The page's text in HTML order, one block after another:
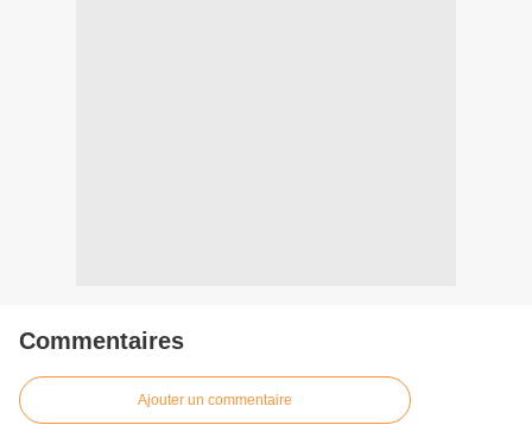
Commentaires
Ajouter un commentaire